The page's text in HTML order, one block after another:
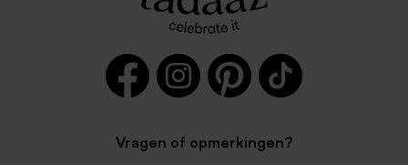
Vragen of opmerkingen?